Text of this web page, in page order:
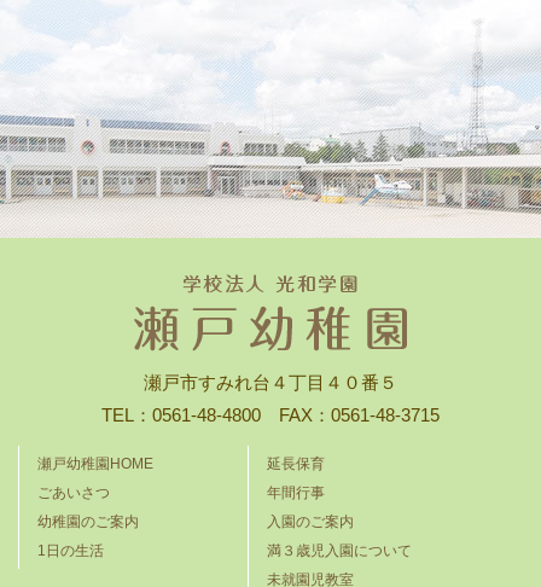
瀬戸市すみれ台４丁目４０番５
TEL：0561-48-4800 FAX：0561-48-3715
瀬戸幼稚園HOME
ごあいさつ
幼稚園のご案内
1日の生活
延長保育
年間行事
入園のご案内
満３歳児入園について
未就園児教室